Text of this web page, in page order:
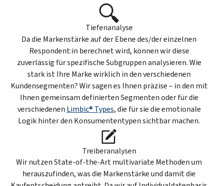
Tiefenanalyse
Da die Markenstärke auf der Ebene des/der einzelnen
Respondent:in berechnet wird, können wir diese
zuverlässig für spezifische Subgruppen analysieren. Wie
stark ist Ihre Marke wirklich in den verschiedenen
Kundensegmenten? Wir sagen es Ihnen präzise – in den mit
Ihnen gemeinsam definierten Segmenten oder für die
verschiedenen Limbic® Types, die für sie die emotionale
Logik hinter den Konsumententypen sichtbar machen.
Treiberanalysen
Wir nutzen State-of-the-Art multivariate Methoden um
herauszufinden, was die Markenstärke und damit die